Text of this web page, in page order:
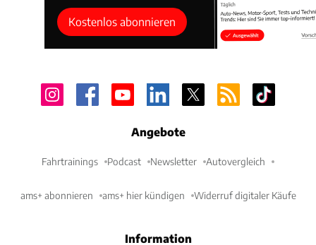
Kostenlos abonnieren
Angebote
Fahrtrainings Podcast Newsletter Autovergleich
ams+ abonnieren ams+ hier kündigen Widerruf digitaler Käufe
Information